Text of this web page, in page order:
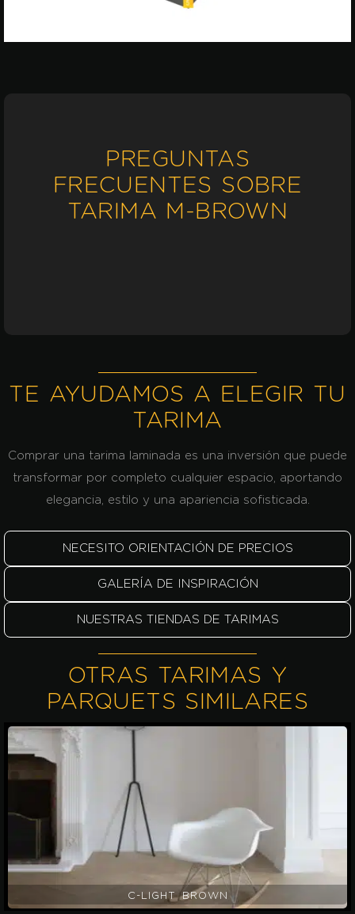
PREGUNTAS
FRECUENTES SOBRE
TARIMA M-BROWN
TE AYUDAMOS A ELEGIR TU
TARIMA
Comprar una tarima laminada es una inversión que puede
transformar por completo cualquier espacio, aportando
elegancia, estilo y una apariencia sofisticada.
NECESITO ORIENTACIÓN DE PRECIOS
GALERÍA DE INSPIRACIÓN
NUESTRAS TIENDAS DE TARIMAS
OTRAS TARIMAS Y
PARQUETS SIMILARES
C-LIGHT BROWN